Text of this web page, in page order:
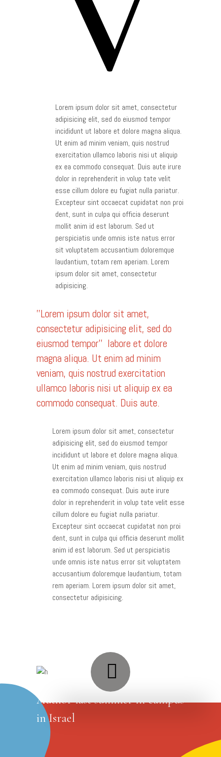
Lorem ipsum dolor sit amet, consectetur
adipisicing elit, sed do eiusmod tempor
incididunt ut labore et dolore magna aliqua.
Ut enim ad minim veniam, quis nostrud
exercitation ullamco laboris nisi ut aliquip
ex ea commodo consequat. Duis aute irure
dolor in reprehenderit in volup tate velit
esse cillum dolore eu fugiat nulla pariatur.
Excepteur sint occaecat cupidatat non proi
dent, sunt in culpa qui officia deserunt
mollit anim id est laborum. Sed ut
perspiciatis unde omnis iste natus error
sit voluptatem accusantium doloremque
laudantium, totam rem aperiam. Lorem
ipsum dolor sit amet, consectetur
adipisicing.
’’Lorem ipsum dolor sit amet,
consectetur adipisicing elit, sed do
eiusmod tempor’’ labore et dolore
magna aliqua. Ut enim ad minim
veniam, quis nostrud exercitation
ullamco laboris nisi ut aliquip ex ea
commodo consequat. Duis aute.
Lorem ipsum dolor sit amet, consectetur
adipisicing elit, sed do eiusmod tempor
incididunt ut labore et dolore magna aliqua.
Ut enim ad minim veniam, quis nostrud
exercitation ullamco laboris nisi ut aliquip ex
ea commodo consequat. Duis aute irure
dolor in reprehenderit in volup tate velit esse
cillum dolore eu fugiat nulla pariatur.
Excepteur sint occaecat cupidatat non proi
dent, sunt in culpa qui officia deserunt mollit
anim id est laborum. Sed ut perspiciatis
unde omnis iste natus error sit voluptatem
accusantium doloremque laudantium, totam
rem aperiam. Lorem ipsum dolor sit amet,
consectetur adipisicing.
Author last summer in campus
in Israel